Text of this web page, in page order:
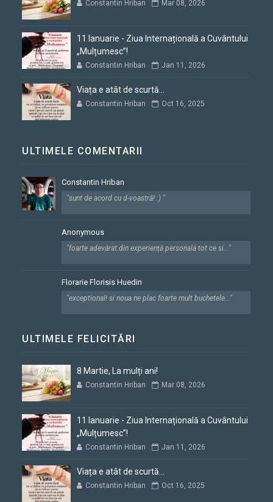
Constantin Hriban Mar 08, 2026
11 Ianuarie - Ziua Internațională a Cuvântului
„Mulțumesc”!
Constantin Hriban Jan 11, 2026
Viața e atât de scurtă...
Constantin Hriban Oct 16, 2025
ULTIMELE COMENTARII
Constantin Hriban
"sunt de acord cu d-voastră! :) "
Anonymous
"foarte adevărat.din experiență personală tot ce si..."
Florarie Florisis Huedin
"exceptional! si noua ne plac foarte mult buchetele..."
ULTIMELE FELICITĂRI
8 Martie, La mulți ani!
Constantin Hriban Mar 08, 2026
11 Ianuarie - Ziua Internațională a Cuvântului
„Mulțumesc”!
Constantin Hriban Jan 11, 2026
Viața e atât de scurtă...
Constantin Hriban Oct 16, 2025